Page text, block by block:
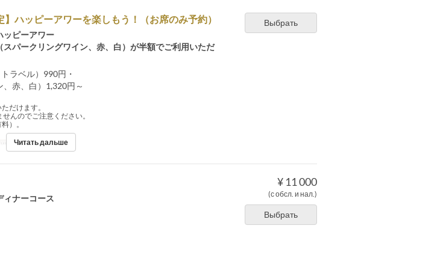
Выбрать
】ハッピーアワーを楽しもう！（お席のみ予約）
ッピーアワー
パークリングワイン、赤、白）が半額でご利用いただ
ラベル）990円・
赤、白）1,320円～
だけます。
んのでご注意ください。
）。
по заказу 1 ~ 8
Читать дальше
¥ 11 000
(с обсл. и нал.)
Выбрать
ィナーコース